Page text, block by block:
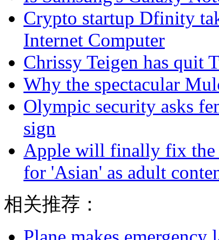
Crypto startup Dfinity
Internet Computer
Chrissy Teigen has quit
Why the spectacular
Olympic security asks
sign
Apple will finally fix the
for 'Asian' as adult
相关推荐：